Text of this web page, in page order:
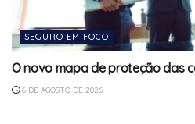
SEGURO EM FOCO
O novo mapa de proteção das
6 DE AGOSTO DE 2026